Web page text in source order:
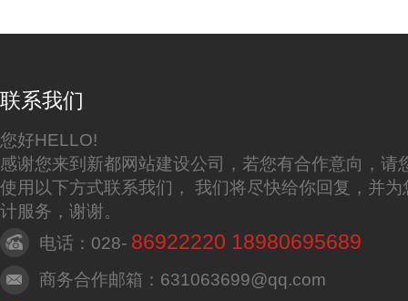
联系我们
您好HELLO!
感谢您来到新都网站建设公司，若您有合作意向，请
使用以下方式联系我们， 我们将尽快给你回复，并
计服务，谢谢。
电话：028- 86922220 18980695689
商务合作邮箱：631063699@qq.com